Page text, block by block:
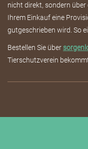
nicht direkt, sondern über
Ihrem Einkauf eine
gutgeschrieben wird. So
Bestellen Sie über
Tierschutzverein